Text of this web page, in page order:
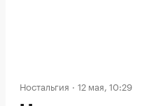
Ностальгия 12 мая, 10:29